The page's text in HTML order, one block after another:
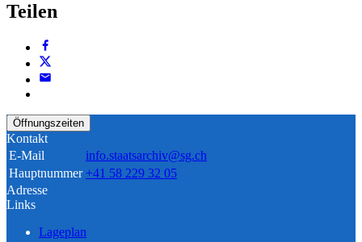
Teilen
Öffnungszeiten
Kontakt
E-Mail
info.staatsarchiv@sg.ch
Hauptnummer +41 58 229 32 05
Adresse
Links
Lageplan